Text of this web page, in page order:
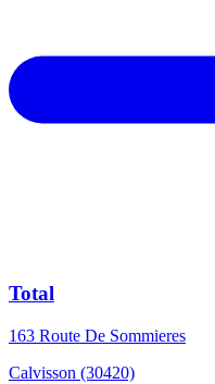
Total
163 Route De Sommieres
Calvisson (30420)